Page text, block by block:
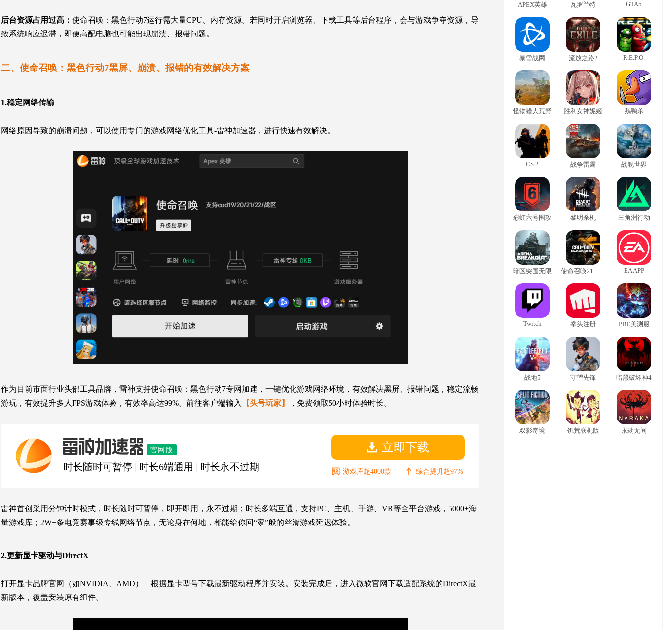
后台资源占用过高 ： 使命召唤：黑色行动7运行需大量CPU、内存资源。若同时开启浏览器、下载工具等后台程序，会与游戏争夺资源，导
致系统响应迟滞，即便高配电脑也可能出现崩溃、报错问题。
二、使命召唤： 黑色行动7黑屏、崩溃、报错的有效解决方案
1.稳定网络传输
网络原因导致的崩溃问题，可以使用专门的游戏网络优化工具-雷神加速器，进行快速有效解决。
作为目前市面行业头部工具品牌，雷神支持使命召唤：黑色行动7专网加速，一键优化游戏网络环境，有效解决黑屏、报错问题， 稳定流畅
游玩 ，有效提升多人FPS游戏体验，有效率高达99%。前往客户端输入 【头号玩家】 ，免费领取50小时体验时长。
雷神加速器 官网版
时长随时可暂停 时长6端通用 时长永不过期
立即下载
游戏库超4000款 | 综合提升超97%
雷神首创采用分钟计时模式，时长随时可暂停，即开即用，永不过期；时长多端互通，支持PC、主机、手游、VR等全平台游戏，5000+海
量游戏库；2W+条电竞赛事级专线网络节点，无论身在何地，都能给你回“家”般的丝滑游戏延迟体验。
2.更新显卡驱动与DirectX
打开显卡品牌官网（如NVIDIA、AMD），根据显卡型号下载最新驱动程序并安装。安装完成后，进入微软官网下载适配系统的DirectX最
新版本，覆盖安装原有组件。
APEX英雄 瓦罗兰特 GTA5
暴雪战网 流放之路2 R.E.P.O.
怪物猎人荒野 胜利女神妮姬 鹅鸭杀
CS 2 战争雷霆 战舰世界
彩虹六号围攻 黎明杀机 三角洲行动
暗区突围无限 使命召唤21黑色行动6 EA APP
Twitch 拳头注册 PBE美测服
战地5 守望先锋 暗黑破坏神4
双影奇境 饥荒联机版 永劫无间